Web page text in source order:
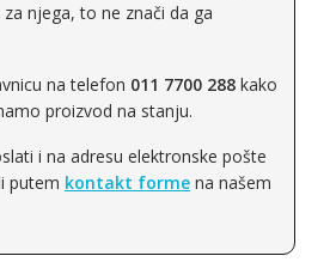
njega, to ne znači da ga
na telefon 011 7700 288kako
proizvod na stanju.
i na adresu elektronske pošte
putem kontakt forme na našem